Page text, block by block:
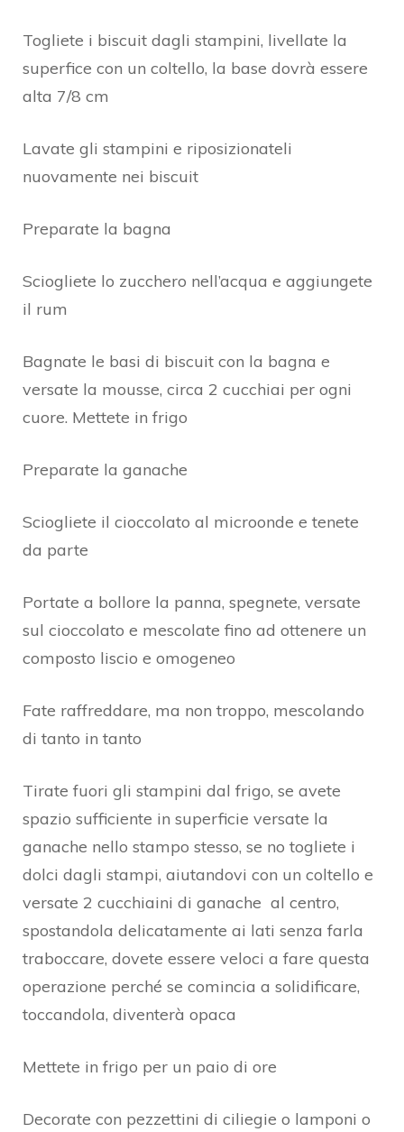
Togliete i biscuit dagli stampini, livellate la
superfice con un coltello, la base dovrà essere
alta 7/8 cm
Lavate gli stampini e riposizionateli
nuovamente nei biscuit
Preparate la bagna
Sciogliete lo zucchero nell’acqua e aggiungete
il rum
Bagnate le basi di biscuit con la bagna e
versate la mousse, circa 2 cucchiai per ogni
cuore. Mettete in frigo
Preparate la ganache
Sciogliete il cioccolato al microonde e tenete
da parte
Portate a bollore la panna, spegnete, versate
sul cioccolato e mescolate fino ad ottenere un
composto liscio e omogeneo
Fate raffreddare, ma non troppo, mescolando
di tanto in tanto
Tirate fuori gli stampini dal frigo, se avete
spazio sufficiente in superficie versate la
ganache nello stampo stesso, se no togliete i
dolci dagli stampi, aiutandovi con un coltello e
versate 2 cucchiaini di ganache al centro,
spostandola delicatamente ai lati senza farla
traboccare, dovete essere veloci a fare questa
operazione perché se comincia a solidificare,
toccandola, diventerà opaca
Mettete in frigo per un paio di ore
Decorate con pezzettini di ciliegie o lamponi o